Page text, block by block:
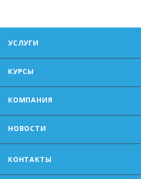
УСЛУГИ
КУРСЫ
КОМПАНИЯ
НОВОСТИ
КОНТАКТЫ